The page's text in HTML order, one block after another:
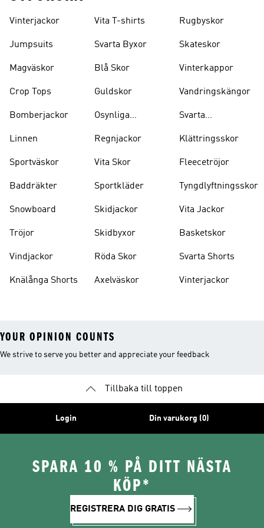
Vinterjackor
Jumpsuits
Magväskor
Crop Tops
Bomberjackor
Linnen
Sportväskor
Baddräkter
Snowboard
Tröjor
Vindjackor
Knälånga Shorts
Vita T-shirts
Svarta Byxor
Blå Skor
Guldskor
Osynliga
Regnjackor
Vita Skor
Sportkläder
Skidjackor
Skidbyxor
Röda Skor
Axelväskor
Rugbyskor
Skateskor
Vinterkappor
Vandringskängor
Svarta
Klättringsskor
Fleecetröjor
Tyngdlyftningsskor
Vita Jackor
Basketskor
Svarta Shorts
Vinterjackor
YOUR OPINION COUNTS
We strive to serve you better and appreciate your feedback
Tillbaka till toppen
Login Din varukorg (0)
SPARA 10 % PÅ DITT NÄSTA
KÖP*
REGISTRERA DIG GRATIS